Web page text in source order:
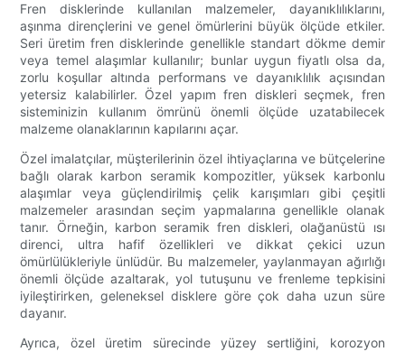
Fren disklerinde kullanılan malzemeler, dayanıklılıklarını,
aşınma dirençlerini ve genel ömürlerini büyük ölçüde etkiler.
Seri üretim fren disklerinde genellikle standart dökme demir
veya temel alaşımlar kullanılır; bunlar uygun fiyatlı olsa da,
zorlu koşullar altında performans ve dayanıklılık açısından
yetersiz kalabilirler. Özel yapım fren diskleri seçmek, fren
sisteminizin kullanım ömrünü önemli ölçüde uzatabilecek
malzeme olanaklarının kapılarını açar.
Özel imalatçılar, müşterilerinin özel ihtiyaçlarına ve bütçelerine
bağlı olarak karbon seramik kompozitler, yüksek karbonlu
alaşımlar veya güçlendirilmiş çelik karışımları gibi çeşitli
malzemeler arasından seçim yapmalarına genellikle olanak
tanır. Örneğin, karbon seramik fren diskleri, olağanüstü ısı
direnci, ultra hafif özellikleri ve dikkat çekici uzun
ömürlülükleriyle ünlüdür. Bu malzemeler, yaylanmayan ağırlığı
önemli ölçüde azaltarak, yol tutuşunu ve frenleme tepkisini
iyileştirirken, geleneksel disklere göre çok daha uzun süre
dayanır.
Ayrıca, özel üretim sürecinde yüzey sertliğini, korozyon